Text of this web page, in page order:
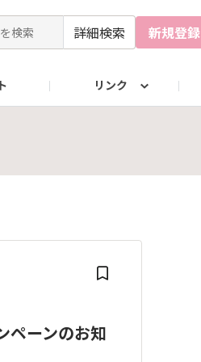
詳細検索 新規登録
リンク
ペーンのお知